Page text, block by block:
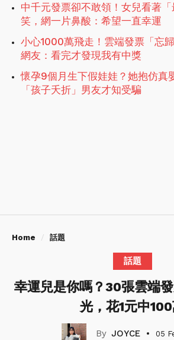
中千元發票卻不敢領！女兒看著
笑，網一片鼻酸：希望一直幸運
小心1000萬飛走！雲端發票「忘
網友：看完才發現我有中獎
懷孕9個月生下假娃娃？她抱仿真
「孩子夭折」男友才知受騙
Home 話題
話題
幸運兒是你嗎？30張雲端
光，花1元中
JOYCE 05